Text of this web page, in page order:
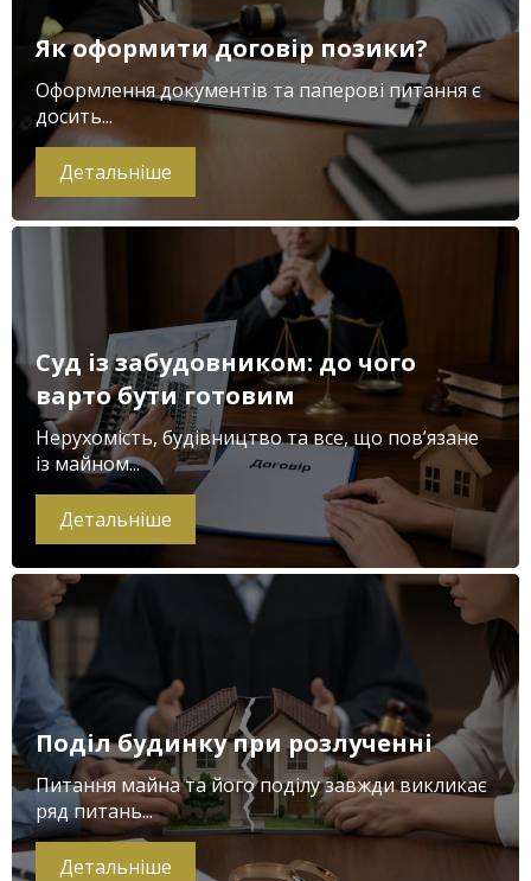
Як оформити договір позики?
Оформлення документів та паперові питання є
досить...
Детальніше
Суд із забудовником: до чого
варто бути готовим
Нерухомість, будівництво та все, що пов’язане
із майном...
Детальніше
Поділ будинку при розлученні
Питання майна та його поділу завжди викликає
ряд питань...
Детальніше